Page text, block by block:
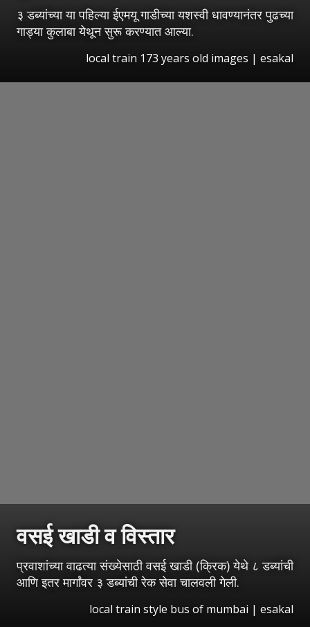
३ डब्यांच्या या पहिल्या ईएमयू गाडीच्या यशस्वी धावण्यानंतर पुढच्या
गाड्या कुलाबा येथून सुरू करण्यात आल्या.
local train 173 years old images | esakal
वसई खाडी व विस्तार
प्रवाशांच्या वाढत्या संख्येसाठी वसई खाडी (क्रिक) येथे ८ डब्यांची
आणि इतर मार्गांवर ३ डब्यांची रेक सेवा चालवली गेली.
local train style bus of mumbai | esakal